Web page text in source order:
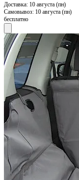
Доставка: 10 августа (пн)
Самовывоз: 10 августа (пн)
бесплатно